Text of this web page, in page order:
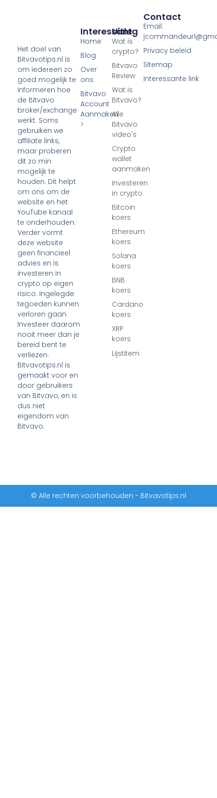
Het doel van
Bitvavotips.nl is
om iedereen zo
goed mogelijk te
informeren hoe
de Bitvavo
broker/exchange
werkt. Soms
gebruiken we
affiliate links,
maar proberen
dit zo min
mogelijk te
houden. Dit helpt
om ons om de
website en het
YouTube kanaal
te onderhouden.
Verder vormt
deze website
geen financieel
advies en is
investeren in
crypto op eigen
risico. Ingelegde
tegoeden kunnen
verloren gaan.
Investeer daarom
nooit meer dan je
bereid bent te
verliezen.
Bitvavotips.nl is
gemaakt voor en
door gebruikers
van Bitvavo, en is
dus niet
eigendom van
Bitvavo.
Uitleg
Wat is
crypto?
Bitvavo
Review
Wat is
Bitvavo?
Alle
Bitvavo
video's
Crypto
wallet
aanmaken
Investeren
in crypto
Bitcoin
koers
Ethereum
koers
Solana
koers
BNB
koers
Cardano
koers
XRP
koers
Lijstitem
Interessant
Home
Blog
Over
ons
Bitvavo
Account
Aanmaken
>
Contact
Email:
Privacy beleid
Sitemap
Interessante link
© Alle rechten voorbehouden - Bitvavotips.nl